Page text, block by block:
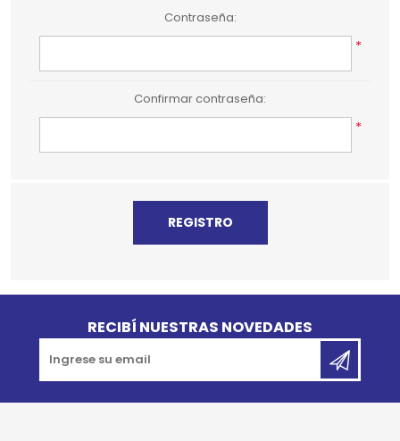
Contraseña:
*
Confirmar contraseña:
*
RECIBÍ NUESTRAS NOVEDADES